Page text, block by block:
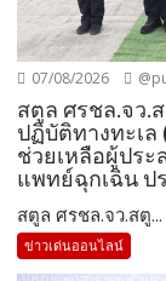
07/08/2026
สตูล ศรชล.จว.
ปฏิบัติทางทะเล
ช่วยเหลือผู้ปร
แพทย์ฉุกเฉิน ป
สตูล ศรชล.จว.สตู...
ข่าวเด่นออนไลน์